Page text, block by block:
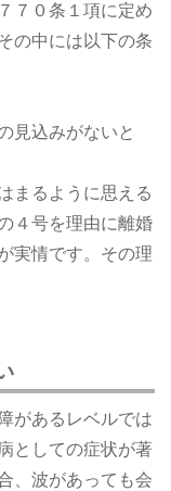
７０条１項に定め
の中には以下の条
見込みがないと
まるように思える
４号を理由に離婚
実情です。その理
があるレベルでは
としての症状が著
、波があっても会